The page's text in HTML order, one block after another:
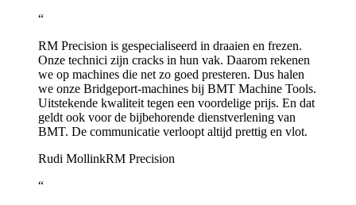
“
RM Precision is gespecialiseerd in draaien en frezen.
Onze technici zijn cracks in hun vak. Daarom rekenen
we op machines die net zo goed presteren. Dus halen
we onze Bridgeport-machines bij BMT Machine Tools.
Uitstekende kwaliteit tegen een voordelige prijs. En dat
geldt ook voor de bijbehorende dienstverlening van
BMT. De communicatie verloopt altijd prettig en vlot.
Rudi MollinkRM Precision
“